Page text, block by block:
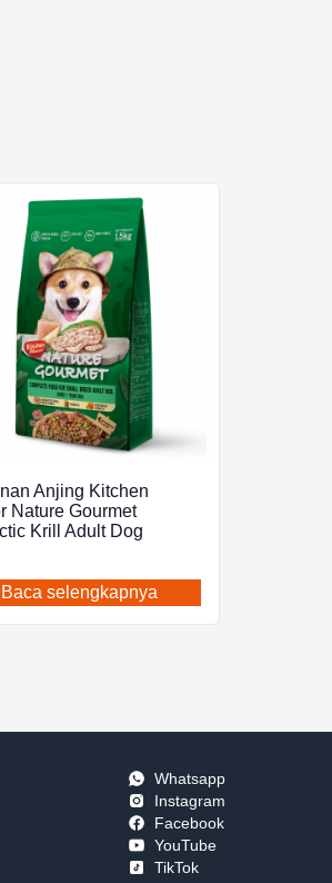
Anjing Kitchen
Nature Gourmet
Krill Adult Dog
Baca selengkapnya
Whatsapp
Instagram
Facebook
YouTube
TikTok